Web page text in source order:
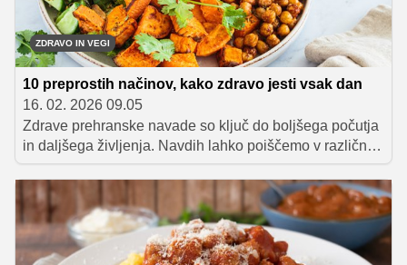
ZDRAVO IN VEGI
10 preprostih načinov, kako zdravo jesti vsak dan
16. 02. 2026 09.05
Zdrave prehranske navade so ključ do boljšega počutja
in daljšega življenja. Navdih lahko poiščemo v različnih
kulturah po svetu, kjer so preproste prehranske prakse
dokazano koristne za zdravje. Od uravnoteženega
zajtrka in uporabe oljčnega olja do uživanja fižola ter
lahkih večerij.